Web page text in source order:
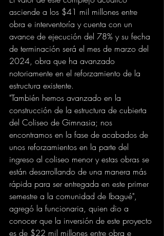
asciende a los $41 mil millones entre
obra e interventoría y cuenta con un
avance de ejecución del 78% y su fecha
de terminación será el mes de marzo del
2024, obra que ha avanzado
notoriamente en el reforzamiento de la
estructura existente.
"También hemos avanzado en la
construcción de la estructura de cubierta
del Coliseo de Gimnasia; nos
encontramos en la fase de acabados de
unos reforzamientos en la parte del
ingreso al coliseo menor y estas obras se
están desarrollando de una manera más
rápida para ser entregada en este primer
semestre a la comunidad de Ibagué",
agregó la funcionaria, quien dio a
conocer que la inversión de este proyecto
es de $22 mil millones entre obra e